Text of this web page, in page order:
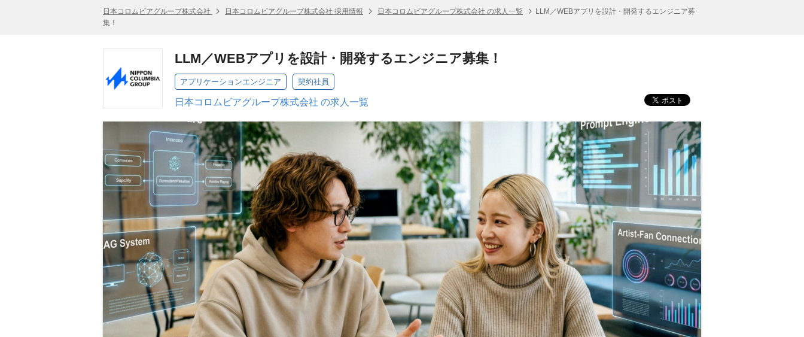
日本コロムビアグループ株式会社 日本コロムビアグループ株式会社 採用情報 日本コロムビアグループ株式会社 の求人一覧
LLM／WEBアプリを設計・開発するエンジニア募
集！
LLM／WEBアプリを設計・開発するエンジニア募集！
アプリケーションエンジニア 契約社員
日本コロムビアグループ株式会社 の求人一覧